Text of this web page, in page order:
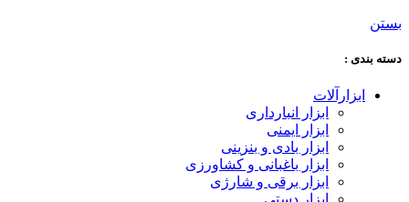
بستن
دسته‌ بندی :
ابزارآلات
ابزار انبارداری
ابزار ایمنی
ابزار بادی و بنزینی
ابزار باغبانی و کشاورزی
ابزار برقی و شارژی